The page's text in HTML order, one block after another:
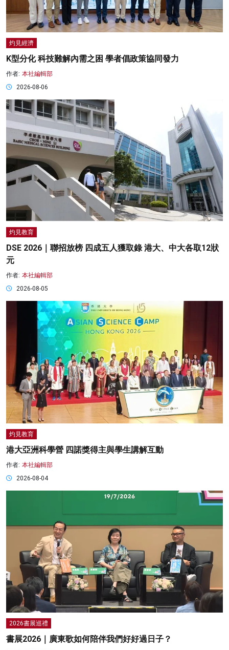
灼見經濟
K型分化 科技難解內需之困 學者倡政策協同發力
作者: 本社編輯部
2026-08-06
灼見教育
DSE 2026｜聯招放榜 四成五人獲取錄 港大、中大各取12狀
元
作者: 本社編輯部
2026-08-05
灼見教育
港大亞洲科學營 四諾獎得主與學生講解互動
作者: 本社編輯部
2026-08-04
2026書展巡禮
書展2026｜廣東歌如何陪伴我們好好過日子？